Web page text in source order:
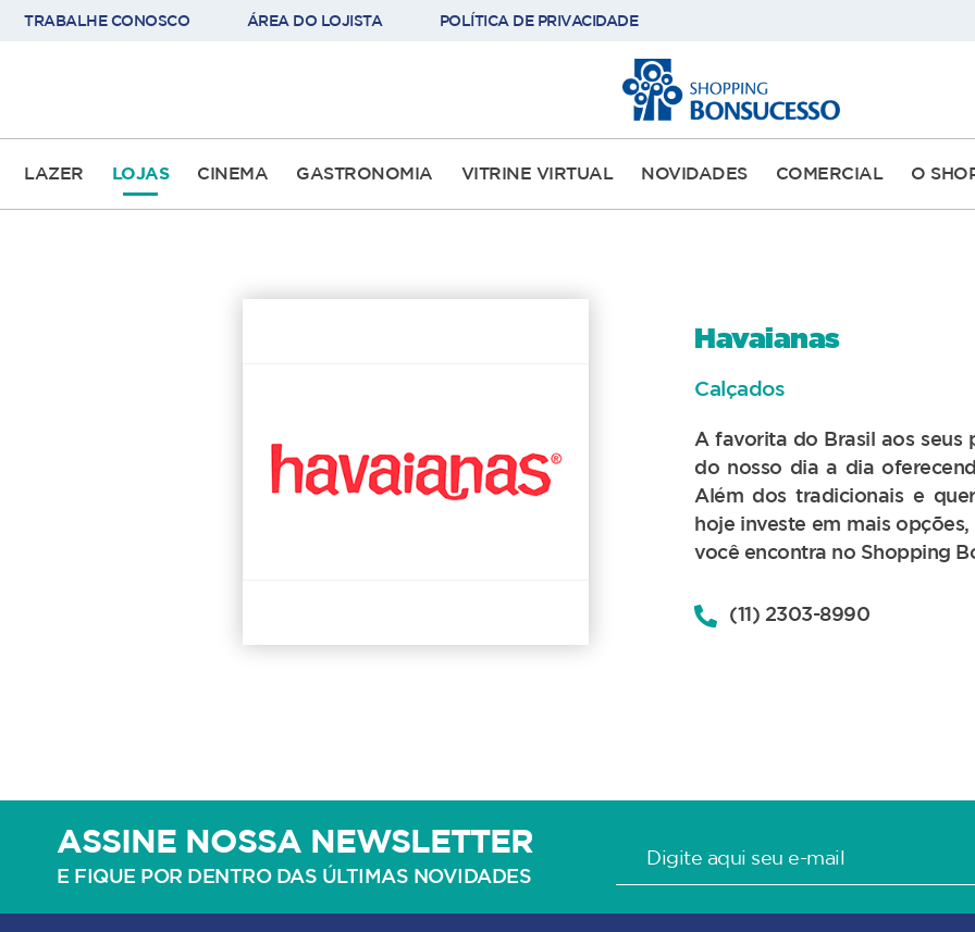
TRABALHE CONOSCO ÁREA DO LOJISTA POLÍTICA DE PRIVACIDADE
LAZER LOJAS CINEMA GASTRONOMIA VITRINE VIRTUAL NOVIDADES COMERCIAL O
Havaianas
Calçados
A favorita do Brasil aos seus
do nosso dia a dia
Além dos tradicionais e
hoje investe em mais
você encontra no Shopping
(11) 2303-8990
ASSINE NOSSA NEWSLETTER
E FIQUE POR DENTRO DAS ÚLTIMAS NOVIDADES